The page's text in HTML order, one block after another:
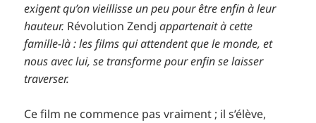
exigent qu’on vieillisse un peu pour être enfin à leur
hauteur. Révolution Zendjappartenait à cette
famille-là : les films qui attendent que le monde, et
nous avec lui, se transforme pour enfin se laisser
traverser.
Ce film ne commence pas vraiment ; il s’élève,